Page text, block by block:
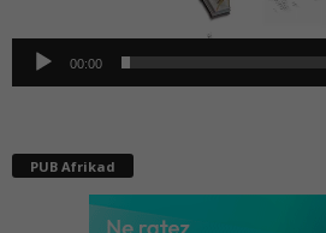
00:00
PUB Afrikad